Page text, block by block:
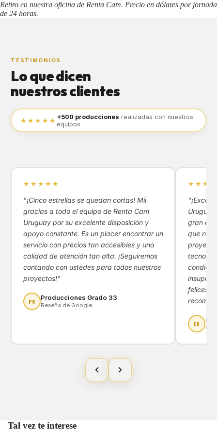
Retiro en nuestra oficina de Renta Cam. Precio en dólares por jornada
de 24 horas.
TESTIMONIOS
Lo que dicen
nuestros clientes
★★★★★ +500 producciones realizadas con nuestros
equipos
★★★★★
"¡Cinco estrellas se quedan cortas! Mil
gracias a todo el equipo de Renta Cam
Uruguay por su excelente disposición y
apoyo constante. Es un placer encontrar un
servicio con precios tan accesibles y una
calidad de atención tan alta. ¡Seguiremos
contando con ustedes para todos nuestros
proyectos!"
PG Producciones Grado 33
Reseña de Google
gran
que nos
felices
EG
Tal vez te interese